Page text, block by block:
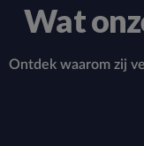
Wat
Ontdek waarom zij